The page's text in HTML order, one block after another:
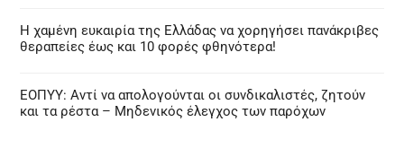
Η χαμένη ευκαιρία της Ελλάδας να χορηγήσει πανάκριβες
θεραπείες έως και 10 φορές φθηνότερα!
ΕΟΠΥΥ: Αντί να απολογούνται οι συνδικαλιστές, ζητούν
και τα ρέστα – Μηδενικός έλεγχος των παρόχων